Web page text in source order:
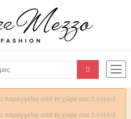
παραγγελία από τη χώρα σας (United
παραγγελία από τη χώρα σας (United